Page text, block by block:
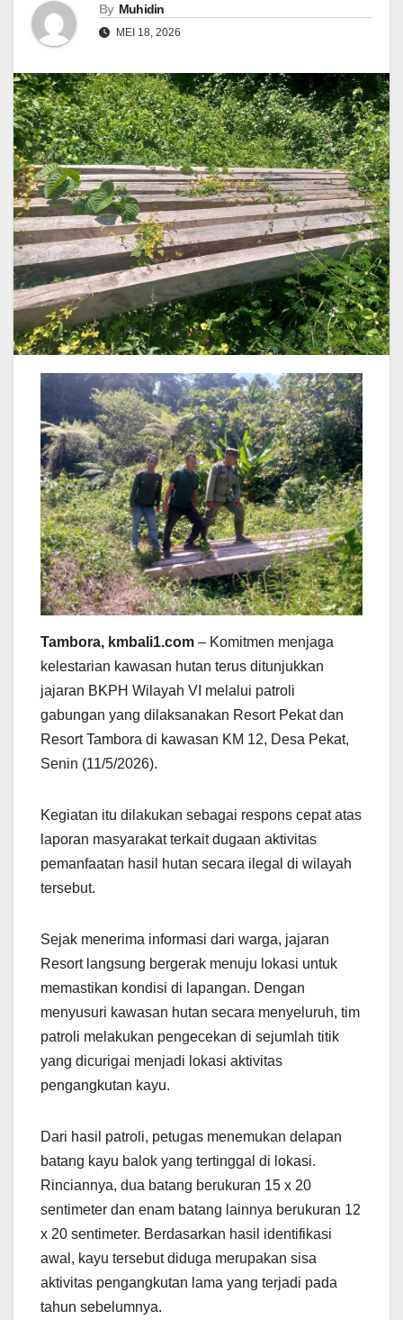
By Muhidin
MEI 18, 2026
Tambora, kmbali1.com – Komitmen menjaga
kelestarian kawasan hutan terus ditunjukkan
jajaran BKPH Wilayah VI melalui patroli
gabungan yang dilaksanakan Resort Pekat dan
Resort Tambora di kawasan KM 12, Desa Pekat,
Senin (11/5/2026).
Kegiatan itu dilakukan sebagai respons cepat atas
laporan masyarakat terkait dugaan aktivitas
pemanfaatan hasil hutan secara ilegal di wilayah
tersebut.
Sejak menerima informasi dari warga, jajaran
Resort langsung bergerak menuju lokasi untuk
memastikan kondisi di lapangan. Dengan
menyusuri kawasan hutan secara menyeluruh, tim
patroli melakukan pengecekan di sejumlah titik
yang dicurigai menjadi lokasi aktivitas
pengangkutan kayu.
Dari hasil patroli, petugas menemukan delapan
batang kayu balok yang tertinggal di lokasi.
Rinciannya, dua batang berukuran 15 x 20
sentimeter dan enam batang lainnya berukuran 12
x 20 sentimeter. Berdasarkan hasil identifikasi
awal, kayu tersebut diduga merupakan sisa
aktivitas pengangkutan lama yang terjadi pada
tahun sebelumnya.